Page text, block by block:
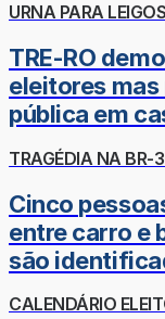
URNA PARA LEIGOS
TRE-RO
eleitores
pública em
TRAGÉDIA NA BR-
Cinco
entre carro e
são
CALENDÁRIO